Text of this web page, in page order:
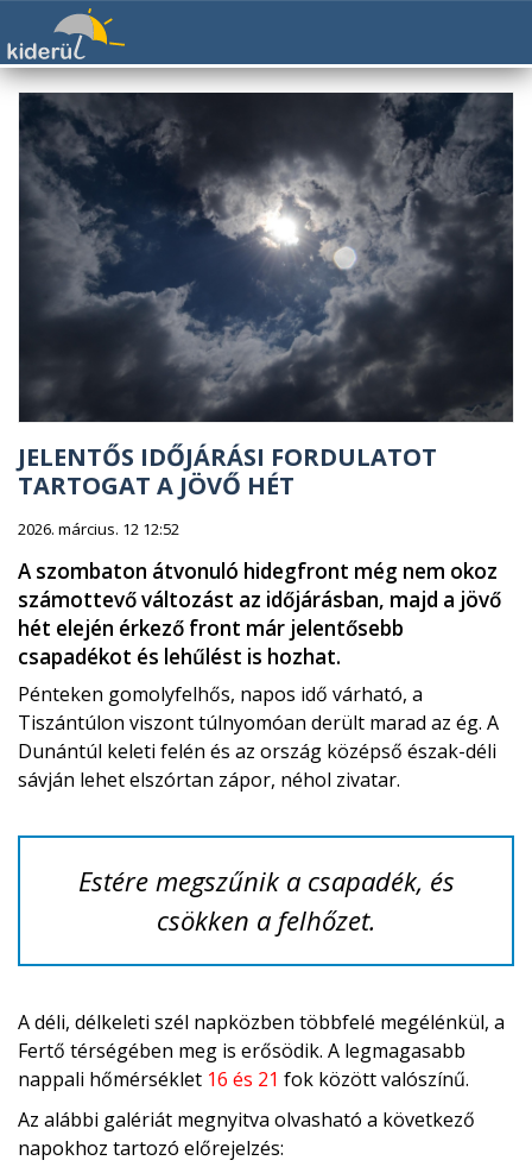
JELENTŐS IDŐJÁRÁSI FORDULATOT
TARTOGAT A JÖVŐ HÉT
2026. március. 12 12:52
A szombaton átvonuló hidegfront még nem okoz
számottevő változást az időjárásban, majd a jövő
hét elején érkező front már jelentősebb
csapadékot és lehűlést is hozhat.
Pénteken gomolyfelhős, napos idő várható, a
Tiszántúlon viszont túlnyomóan derült marad az ég. A
Dunántúl keleti felén és az ország középső észak-déli
sávján lehet elszórtan zápor, néhol zivatar.
Estére megszűnik a csapadék, és
csökken a felhőzet.
A déli, délkeleti szél napközben többfelé megélénkül, a
Fertő térségében meg is erősödik. A legmagasabb
nappali hőmérséklet 16 és 21 fok között valószínű.
Az alábbi galériát megnyitva olvasható a következő
napokhoz tartozó előrejelzés: